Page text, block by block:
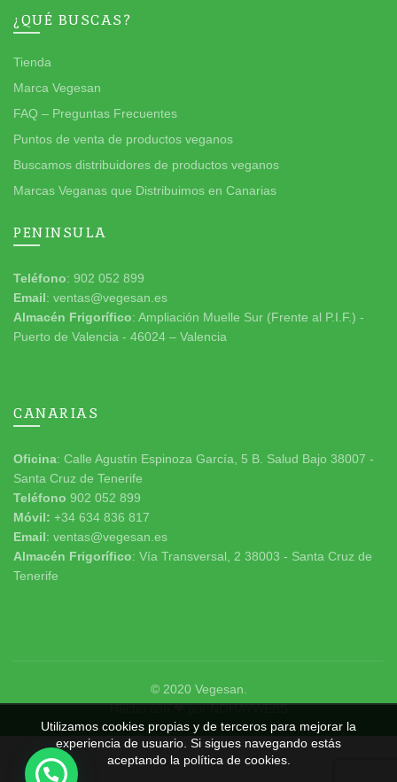
¿QUÉ BUSCAS?
Tienda
Marca Vegesan
FAQ – Preguntas Frecuentes
Puntos de venta de productos veganos
Buscamos distribuidores de productos veganos
Marcas Veganas que Distribuimos en Canarias
PENINSULA
Teléfono: 902 052 899
Email: ventas@vegesan.es
Almacén Frigorífico: Ampliación Muelle Sur (Frente al P.I.F.) -
Puerto de Valencia - 46024 – Valencia
CANARIAS
Oficina: Calle Agustín Espinoza García, 5 B. Salud Bajo 38007 -
Santa Cruz de Tenerife
Teléfono 902 052 899
Móvil: +34 634 836 817
Email: ventas@vegesan.es
Almacén Frigorífico: Vía Transversal, 2 38003 - Santa Cruz de
Tenerife
© 2020 Vegesan
Hecho con ❤ porNOHAYWEBS
Utilizamos cookies propias y de terceros para mejorar la
experiencia de usuario. Si sigues navegando estás
aceptando la política de cookies.